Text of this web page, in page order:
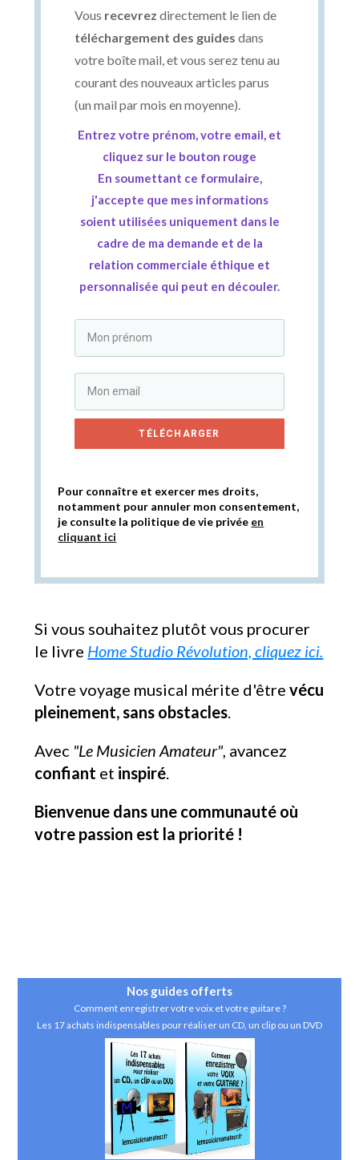
Vous recevrez directement le lien de
téléchargement des guides dans
votre boîte mail, et vous serez tenu au
courant des nouveaux articles parus
(un mail par mois en moyenne).
Entrez votre prénom, votre email, et
cliquez sur le bouton rouge
En soumettant ce formulaire,
j'accepte que mes informations
soient utilisées uniquement dans le
cadre de ma demande et de la
relation commerciale éthique et
personnalisée qui peut en découler.
TÉLÉCHARGER
Pour connaître et exercer mes droits,
notamment pour annuler mon consentement,
je consulte la politique de vie privée en
cliquant ici
Si vous souhaitez plutôt vous procurer
le livre Home Studio Révolution, cliquez ici.
Votre voyage musical mérite d'être vécu
pleinement, sans obstacles.
Avec "Le Musicien Amateur", avancez
confiant et inspiré.
Bienvenue dans une communauté où
votre passion est la priorité !
Nos guides offerts
Comment enregistrer votre voix et votre guitare ?
Les 17 achats indispensables pour réaliser un CD, un clip ou un DVD